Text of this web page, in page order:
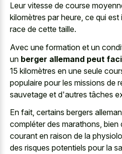
Leur vitesse de course
kilomètres par heure, ce qui
race de cette taille.
Avec une formation et un
un berger allemand peut
15 kilomètres en une seule
populaire pour les missions de
sauvetage et d'autres tâches
En fait, certains bergers
compléter des marathons, bien
courant en raison de la
des risques potentiels pour la